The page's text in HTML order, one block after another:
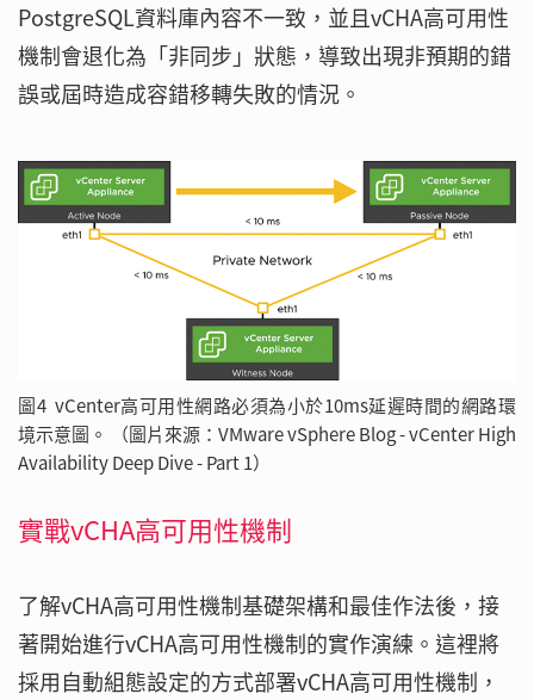
PostgreSQL資料庫內容不一致，並且vCHA高可用性
機制會退化為「非同步」狀態，導致出現非預期的錯
誤或屆時造成容錯移轉失敗的情況。
圖4 vCenter高可用性網路必須為小於10ms延遲時間的網路環
境示意圖。 （圖片來源：VMware vSphere Blog - vCenter High
Availability Deep Dive - Part 1）
實戰vCHA高可用性機制
了解vCHA高可用性機制基礎架構和最佳作法後，接
著開始進行vCHA高可用性機制的實作演練。這裡將
採用自動組態設定的方式部署vCHA高可用性機制，